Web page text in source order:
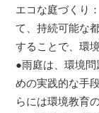
エコな庭づくり
て、持続可能な
することで、環
●雨庭は、環境
めの実践的な手
らには環境教育